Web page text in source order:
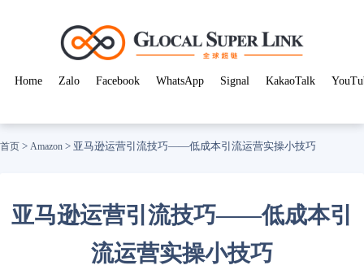
Home Zalo Facebook WhatsApp Signal KakaoTalk
首页 > Amazon > 亚马逊运营引流技巧——低成本引流运营实操小技巧
亚马逊运营引流技巧——低成本引
流运营实操小技巧